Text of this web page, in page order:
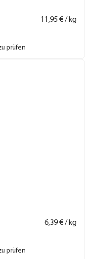
11,95€ / kg
prüfen
6,39€ / kg
prüfen